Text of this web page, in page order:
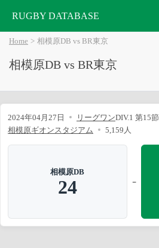
RUGBY DATABASE
Home 相模原DB vs BR東京
相模原DB vs BR東京
2024年04月27日 リーグワンDIV.1 第15節
相模原ギオンスタジアム
5,159人
相模原DB
24 -